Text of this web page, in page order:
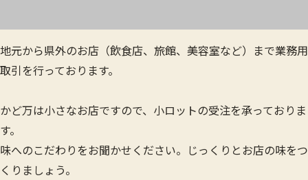
地元から県外のお店（飲食店、旅館、美容室など）まで業務用
取引を行っております。
かど万は小さなお店ですので、小ロットの受注を承っておりま
す。
味へのこだわりをお聞かせください。じっくりとお店の味をつ
くりましょう。